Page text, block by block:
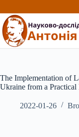
до
вмісту
The Implementation of
Ukraine from a Practical
2022-01-26